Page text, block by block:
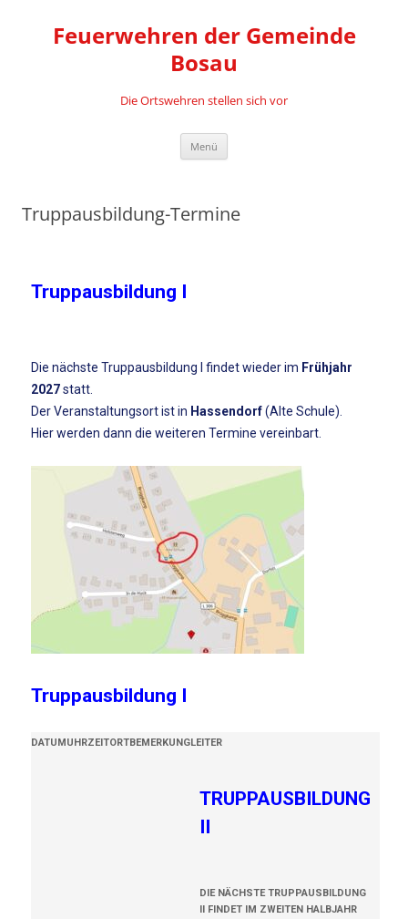
Feuerwehren der Gemeinde
Bosau
Die Ortswehren stellen sich vor
Menü
Truppausbildung-Termine
Truppausbildung I
Die nächste Truppausbildung I findet wieder im Frühjahr
2027statt.
Der Veranstaltungsort ist in Hassendorf(Alte Schule).
Hier werden dann die weiteren Termine vereinbart.
Truppausbildung I
DATUMUHRZEITORTBEMERKUNGLEITER
TRUPPAUSBILDUNG
II
DIE NÄCHSTE TRUPPAUSBILDUNG
II FINDET IM ZWEITEN HALBJAHR